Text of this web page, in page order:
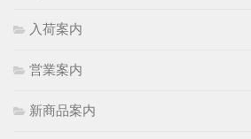
入荷案内
営業案内
新商品案内